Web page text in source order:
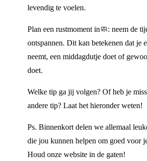
levendig te voelen.
Plan een rustmoment in🧼: neem de
ontspannen. Dit kan betekenen dat je
neemt, een middagdutje doet of
doet.
Welke tip ga jij volgen? Of heb je
andere tip? Laat het hieronder weten!
Ps. Binnenkort delen we allemaal
die jou kunnen helpen om goed voor
Houd onze website in de gaten!